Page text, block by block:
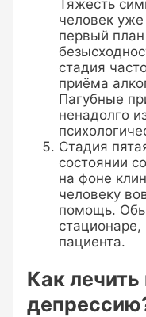
Тяжесть
человек
первый
стадия
приёма
Пагубные
ненадолго
Стадия
состоянии
на фоне
человеку
помощь.
стационаре,
пациента.
Как